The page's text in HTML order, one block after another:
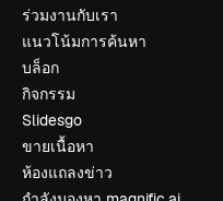
ร่วมงานกับเรา
แนวโน้มการค้นหา
บล็อก
กิจกรรม
Slidesgo
ขายเนื้อหา
ห้องแถลงข่าว